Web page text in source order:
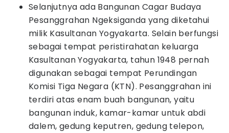
Selanjutnya ada Bangunan Cagar Budaya
Pesanggrahan Ngeksiganda yang diketahui
milik Kasultanan Yogyakarta. Selain berfungsi
sebagai tempat peristirahatan keluarga
Kasultanan Yogyakarta, tahun 1948 pernah
digunakan sebagai tempat Perundingan
Komisi Tiga Negara (KTN). Pesanggrahan ini
terdiri atas enam buah bangunan, yaitu
bangunan induk, kamar-kamar untuk abdi
dalem, gedung keputren, gedung telepon,